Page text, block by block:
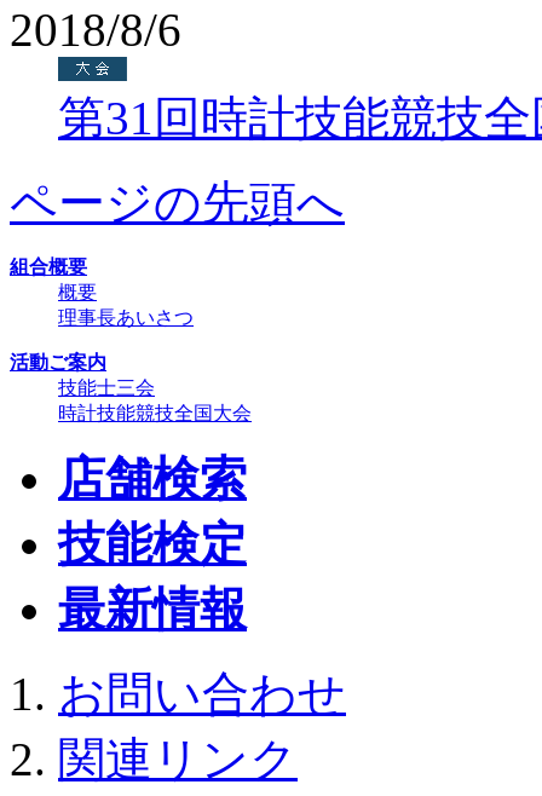
2018/8/6
第31回時計技能競技
ページの先頭へ
組合概要
概要
理事長あいさつ
活動ご案内
技能士三会
時計技能競技全国大会
店舗検索
技能検定
最新情報
お問い合わせ
関連リンク